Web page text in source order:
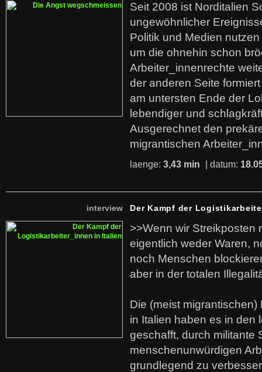
Seit 2008 ist Norditalien
ungewöhnlicher
Politik und Medien
um die ohnehin schon
Arbeiter_innenrechte
der anderen Seite
am untersten Ende der
lebendiger und
Ausgerechnet den
migrantischen
laenge: 3,43 min | datum:
interview Der Kampf der
>>Wenn wir Streikposten
eigentlich weder Waren,
noch Menschen
aber in der totalen
Die (meist
in Italien haben es in den
geschafft, durch militante
menschenunwürdigen
grundlegend zu